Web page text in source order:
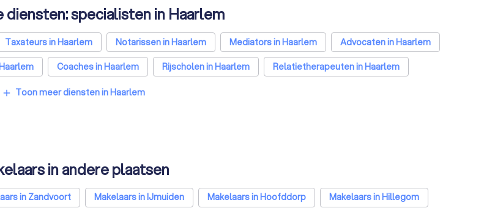
diensten: specialisten in Haarlem
Taxateurs in Haarlem Notarissen in Haarlem Mediators in Haarlem
Advocaten in Haarlem
Coaches in Haarlem Rijscholen in Haarlem
Relatietherapeuten in Haarlem
Hypotheekadviseurs in Haarlem
add Toon meer diensten in Haarlem
in andere plaatsen
in Zandvoort Makelaars in IJmuiden Makelaars in Hoofddorp
Makelaars in Hillegom